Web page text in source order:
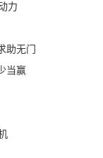
力
助无门
当赢